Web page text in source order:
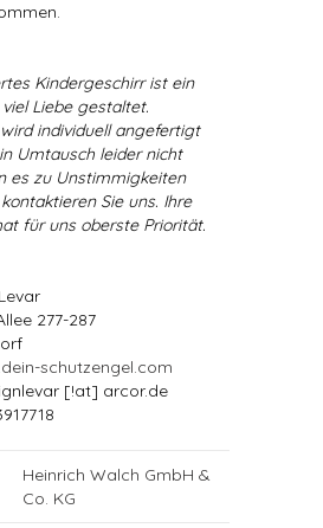
Kindergeschirr ist ein
Liebe gestaltet.
individuell angefertigt
Umtausch leider nicht
es zu Unstimmigkeiten
Sie uns. Ihre
für uns oberste Priorität.
277-287
schutzengel.com
[!at] arcor.de
Heinrich Walch GmbH &
Co. KG